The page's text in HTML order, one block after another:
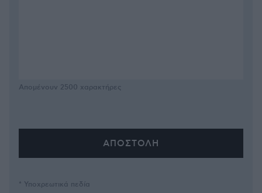
Απομένουν 2500 χαρακτήρες
* Υποχρεωτικά πεδία